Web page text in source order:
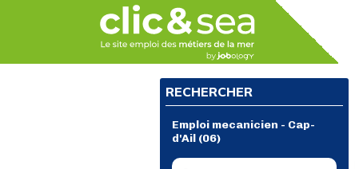
RECHERCHER
Emploi mecanicien - Cap-
d'Ail (06)